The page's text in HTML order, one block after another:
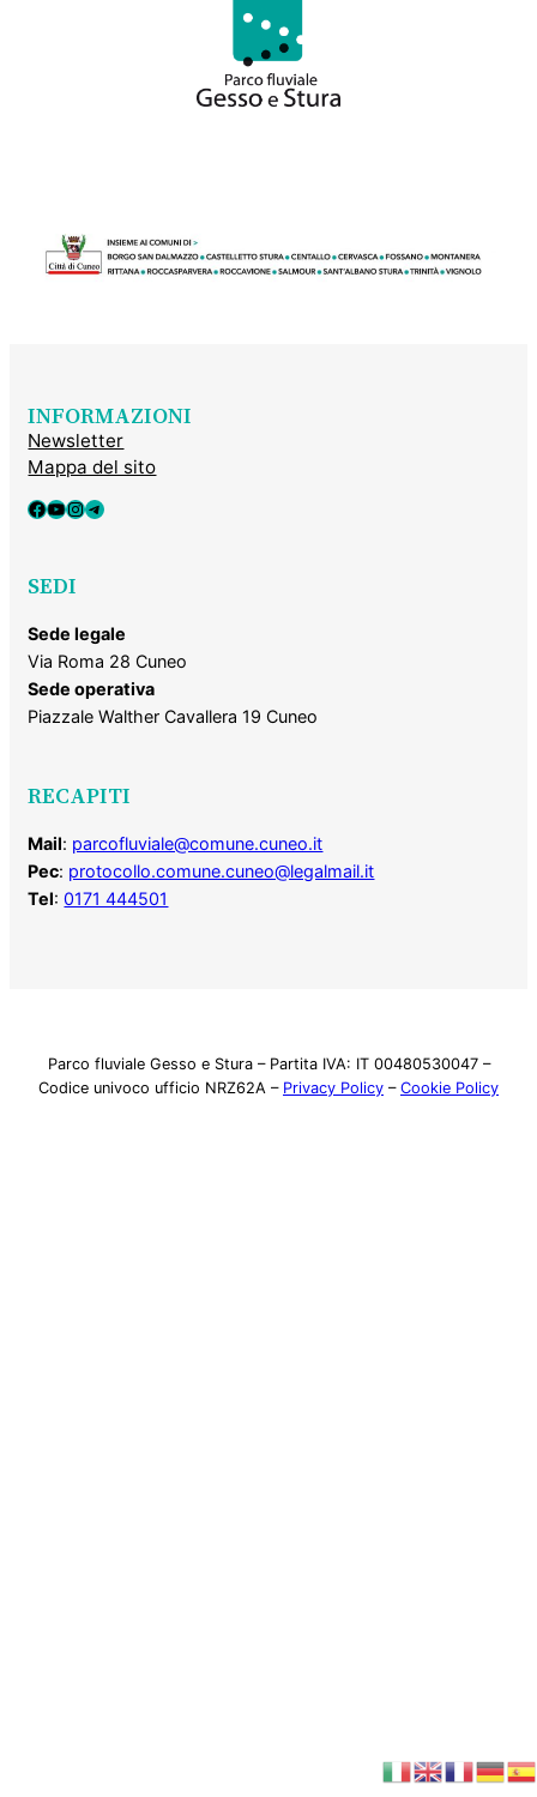
INFORMAZIONI
Newsletter
Mappa del sito
Facebook YouTube InstagramTelegram
SEDI
Sede legale
Via Roma 28 Cuneo
Sede operativa
Piazzale Walther Cavallera 19 Cuneo
RECAPITI
Mail: parcofluviale@comune.cuneo.it
Pec: protocollo.comune.cuneo@legalmail.it
Tel:0171 444501
Parco fluviale Gesso e Stura – Partita IVA: IT 00480530047 –
Codice univoco ufficio NRZ62A – Privacy Policy – Cookie Policy